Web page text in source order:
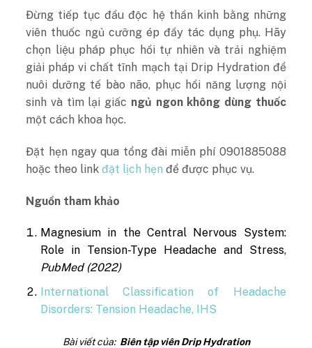
Đừng tiếp tục đầu độc hệ thần kinh bằng những
viên thuốc ngủ cưỡng ép đầy tác dụng phụ. Hãy
chọn liệu pháp phục hồi tự nhiên và trải nghiệm
giải pháp vi chất tĩnh mạch tại Drip Hydration để
nuôi dưỡng tế bào não, phục hồi năng lượng nội
sinh và tìm lại giấc ngủ ngon không dùng thuốc
một cách khoa học.
Đặt hẹn ngay qua tổng đài miễn phí 0901885088
hoặc theo linkđặt lịch hẹn để được phục vụ.
Nguồn tham khảo
Magnesium in the Central Nervous System:
Role in Tension-Type Headache and Stress,
PubMed (2022)
International Classification of Headache
Disorders: Tension Headache, IHS
Bài viết của: Biên tập viên Drip Hydration